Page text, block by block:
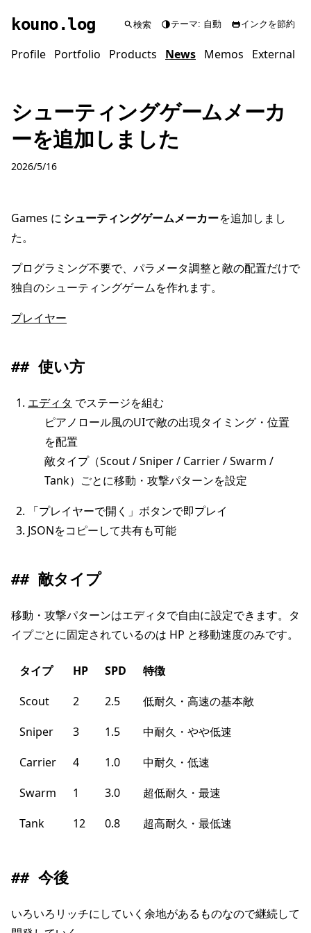
kouno.log 検索 テーマ: 自動 インクを節約
Profile Portfolio Products News Memos External
シューティングゲームメーカ
ーを追加しました
2026/5/16
Games にシューティングゲームメーカーを追加しまし
た。
プログラミング不要で、パラメータ調整と敵の配置だけで
独自のシューティングゲームを作れます。
プレイヤー
使い方
エディタ でステージを組む
ピアノロール風のUIで敵の出現タイミング・位置
を配置
敵タイプ（Scout / Sniper / Carrier / Swarm /
Tank）ごとに移動・攻撃パターンを設定
「プレイヤーで開く」ボタンで即プレイ
JSONをコピーして共有も可能
敵タイプ
移動・攻撃パターンはエディタで自由に設定できます。タ
イプごとに固定されているのは HP と移動速度のみです。
タイプ HP SPD
特徴
Scout
2 2.5
低耐久・高速の基本敵
Sniper
3 1.5
中耐久・やや低速
Carrier
4 1.0
中耐久・低速
Swarm
1 3.0
超低耐久・最速
Tank
12 0.8 超高耐久・最低速
今後
いろいろリッチにしていく余地があるものなので継続して